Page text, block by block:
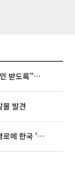
김정관 장관 “반도체 성과급, 주총 승인 받도록”…상법·자본시장법 개정 시사
물 발견
태풍 '돌핀' 이어 '찬홈' 등장…예상 경로에 한국 '한숨'